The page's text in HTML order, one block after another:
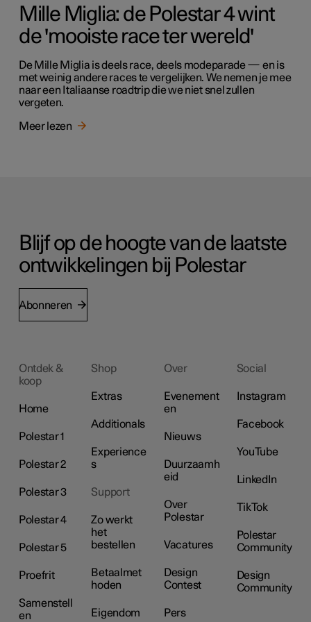
Mille Miglia: de Polestar 4 wint
de 'mooiste race ter wereld'
De Mille Miglia is deels race, deels modeparade — en is
met weinig andere races te vergelijken. We nemen je mee
naar een Italiaanse roadtrip die we niet snel zullen
vergeten.
Meer lezen
Blijf op de hoogte van de laatste
ontwikkelingen bij Polestar
Abonneren
Ontdek &
koop
Home
Polestar 1
Polestar 2
Polestar 3
Polestar 4
Polestar 5
Proefrit
Samenstell
en
Shop
Extras
Additionals
Experience
s
Support
Zo werkt
het
bestellen
Betaalmet
hoden
Eigendom
Over
Evenement
en
Nieuws
Duurzaamh
eid
Over
Polestar
Vacatures
Design
Contest
Pers
Social
Instagram
Facebook
YouTube
LinkedIn
TikTok
Polestar
Community
Design
Community